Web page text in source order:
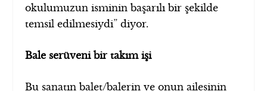
okulumuzun isminin başarılı bir şekilde
temsil edilmesiydi” diyor.
Bale serüveni bir takım işi
Bu sanatın balet/balerin ve onun ailesinin